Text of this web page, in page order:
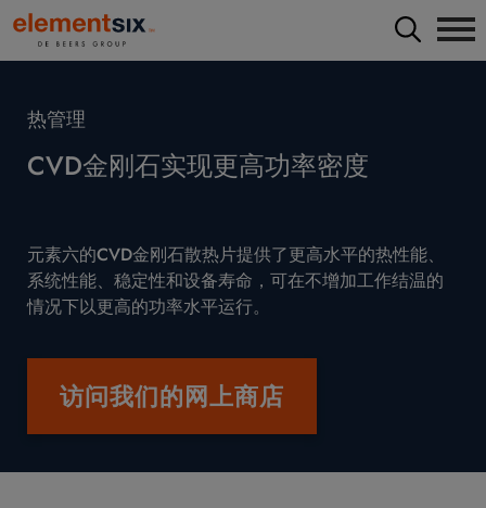
热管理
CVD金刚石实现更高功率密度
元素六的CVD金刚石散热片提供了更高水平的热性能、
系统性能、稳定性和设备寿命，可在不增加工作结温的
情况下以更高的功率水平运行。
访问我们的网上商店